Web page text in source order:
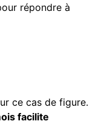
répondre à
ce cas de figure.
facilite